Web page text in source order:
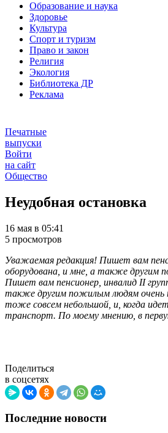
Образование и наука
Здоровье
Культура
Спорт и туризм
Право и закон
Религия
Экология
Библиотека ДР
Реклама
Печатные
выпуски
Войти
на сайт
Общество
Неудобная остановка
16 мая в 05:41
5 просмотров
Уважаемая редакция! Пишет вам
оборудована, и мне, а также другим
Пишет вам пенсионер, инвалид II
также другим пожилым людям очень
тоже совсем небольшой, и, когда
транспорт. По моему мнению, в
Поделиться
в соцсетях
Последние новости